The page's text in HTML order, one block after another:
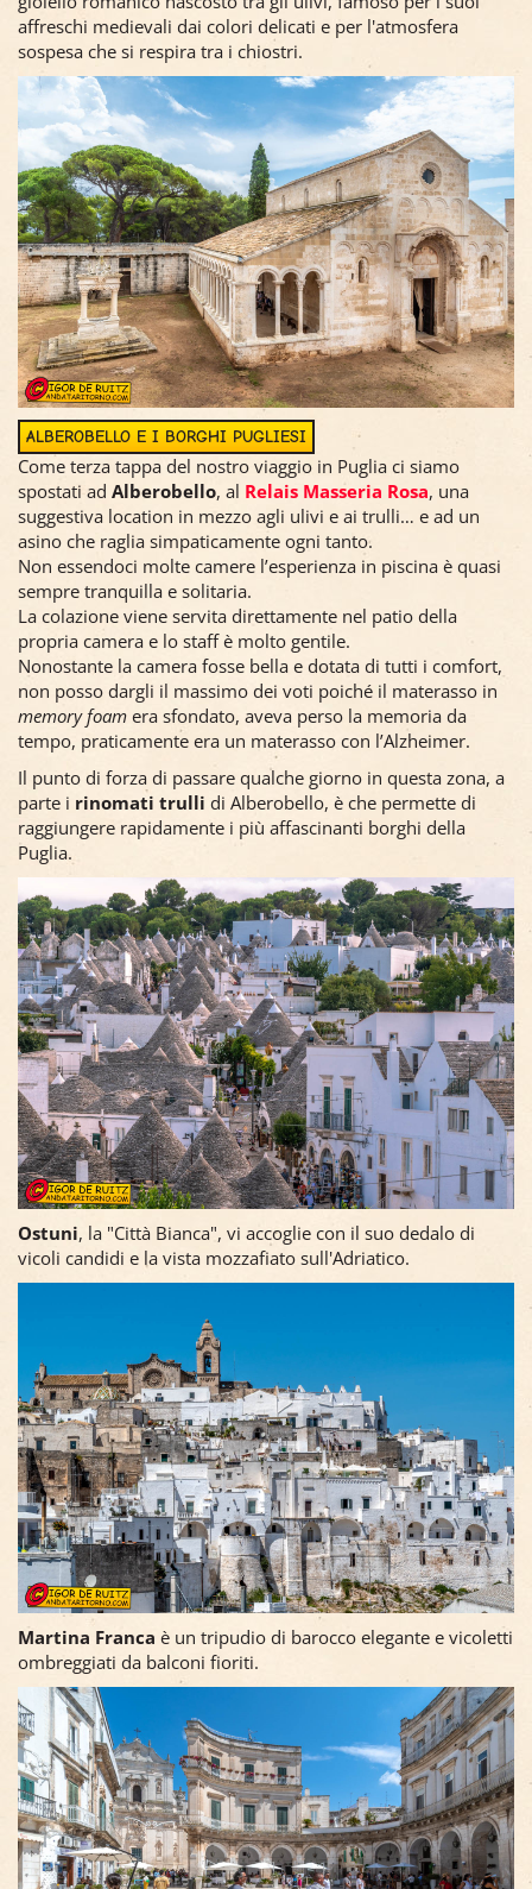
affreschi medievali dai colori delicati e per l'atmosfera
sospesa che si respira tra i chiostri.
ALBEROBELLO E I BORGHI PUGLIESI
Come terza tappa del nostro viaggio in Puglia ci siamo
spostati ad Alberobello, al Relais Masseria Rosa, una
suggestiva location in mezzo agli ulivi e ai trulli… e ad un
asino che raglia simpaticamente ogni tanto.
Non essendoci molte camere l’esperienza in piscina è quasi
sempre tranquilla e solitaria.
La colazione viene servita direttamente nel patio della
propria camera e lo staff è molto gentile.
Nonostante la camera fosse bella e dotata di tutti i comfort,
non posso dargli il massimo dei voti poiché il materasso in
memory foam era sfondato, aveva perso la memoria da
tempo, praticamente era un materasso con l’Alzheimer.
Il punto di forza di passare qualche giorno in questa zona, a
parte i rinomati trulli di Alberobello, è che permette di
raggiungere rapidamente i più affascinanti borghi della
Puglia.
Ostuni, la "Città Bianca", vi accoglie con il suo dedalo di
vicoli candidi e la vista mozzafiato sull'Adriatico.
Martina Franca è un tripudio di barocco elegante e vicoletti
ombreggiati da balconi fioriti.